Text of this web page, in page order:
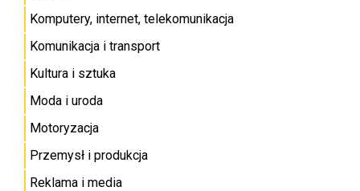
Komputery, internet, telekomunikacja
Komunikacja i transport
Kultura i sztuka
Moda i uroda
Motoryzacja
Przemysł i produkcja
Reklama i media